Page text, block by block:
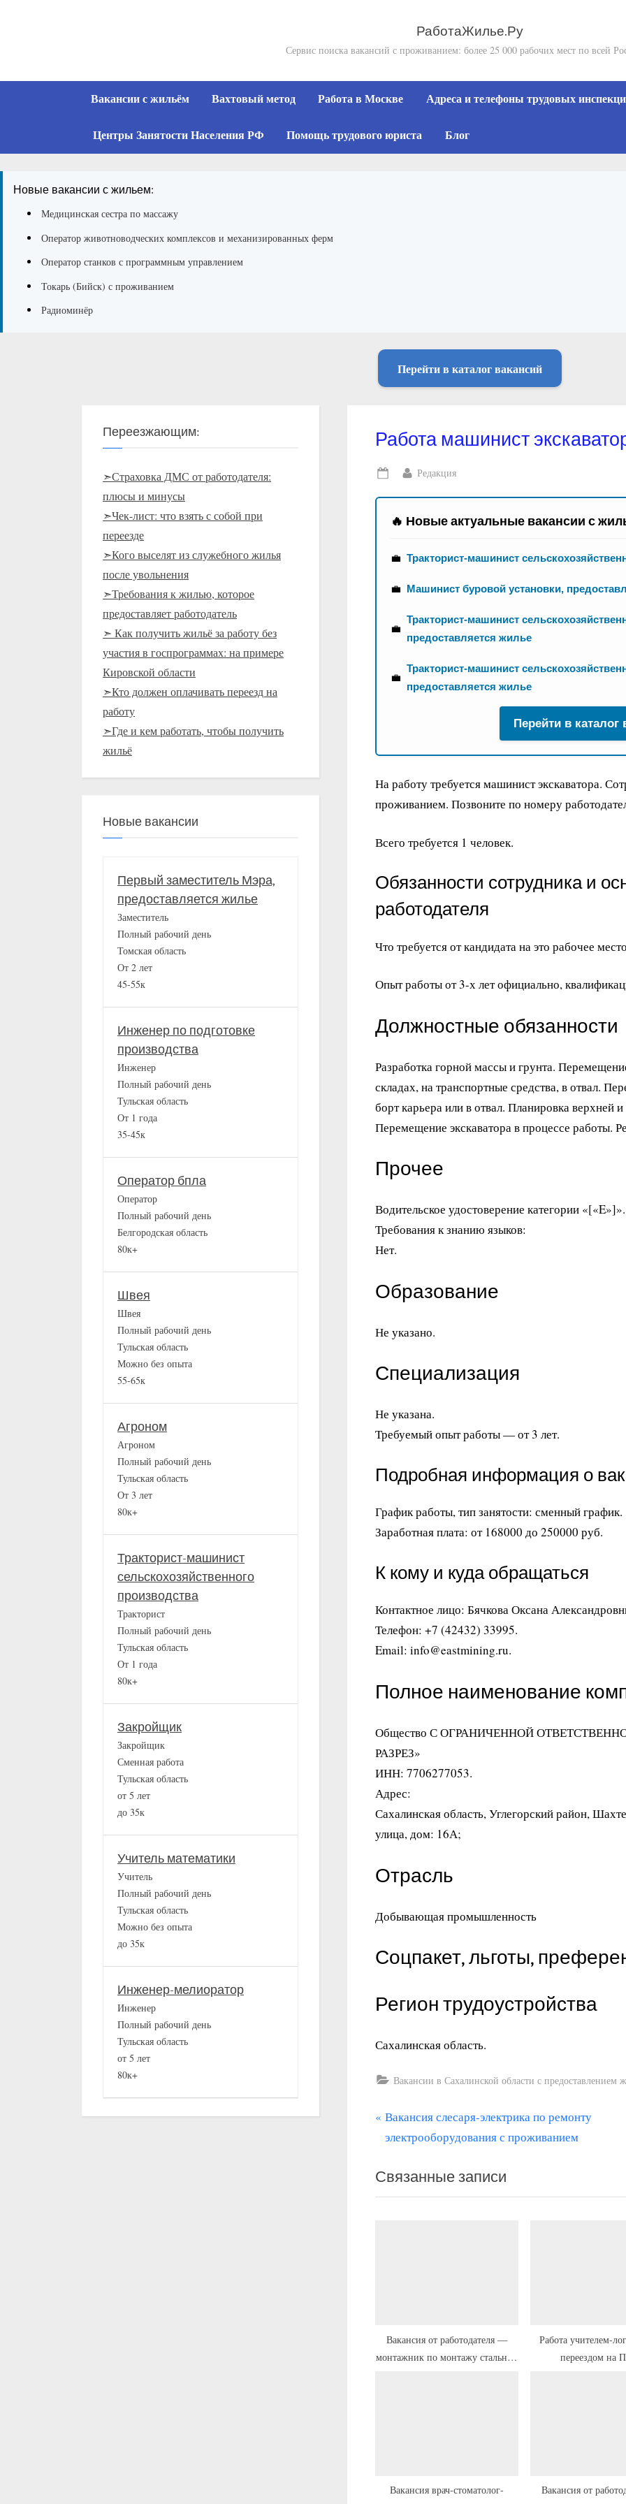
РаботаЖилье.Ру
Сервис поиска вакансий с проживанием: более 25 000 рабочих мест по всей
Вакансии с жильём Вахтовый метод Работа в Москве Адреса и телефоны трудовых
Центры Занятости Населения РФ Помощь трудового юриста Блог
Новые вакансии с жильем:
Медицинская сестра по массажу
Оператор животноводческих комплексов и механизированных ферм
Оператор станков с программным управлением
Токарь (Бийск) с проживанием
Радиоминёр
Перейти в каталог вакансий
Работа машинист
Posted
on
By
Редакция
🔥 Новые актуальные вакансии с
💼 Тракторист-машинист
💼 Машинист буровой установки,
💼
Тракторист-машинист
предоставляется жилье
💼
Тракторист-машинист
предоставляется жилье
Перейти в каталог
На работу требуется машинист экскаватора.
проживанием. Позвоните по номеру
Всего требуется 1 человек.
Обязанности сотрудника и
работодателя
Что требуется от кандидата на это рабочее
Опыт работы от 3-х лет официально,
Должностные обязанности
Разработка горной массы и грунта.
складах, на транспортные средства, в отвал.
борт карьера или в отвал. Планировка верхней
Перемещение экскаватора в процессе работы.
Прочее
Водительское удостоверение категории «[«E»]».
Требования к знанию языков:
Нет.
Образование
Не указано.
Специализация
Не указана.
Требуемый опыт работы — от 3 лет.
Подробная информация о
График работы, тип занятости: сменный график.
Заработная плата: от 168000 до 250000 руб.
К кому и куда обращаться
Контактное лицо: Бячкова Оксана
Телефон: +7 (42432) 33995.
Email: info@eastmining.ru.
Полное наименование
Общество С ОГРАНИЧЕННОЙ
РАЗРЕЗ»
ИНН: 7706277053.
Адрес:
Сахалинская область, Углегорский район,
улица, дом: 16А;
Отрасль
Добывающая промышленность
Соцпакет, льготы,
Регион трудоустройства
Сахалинская область.
Вакансии в Сахалинской области с предоставлением
Навигация
по
записям
П
р
д
ы
а
п
Вакансия слесаря-электрика по ремонту
электрооборудования с проживанием
Связанные записи
Вакансия от работодателя —
монтажник по монтажу стальных
Работа учителем-
переездом
Вакансия врач-стоматолог-
Вакансия от
Переезжающим:
➣Страховка ДМС от работодателя:
плюсы и минусы
➣Чек-лист: что взять с собой при
переезде
➣Кого выселят из служебного жилья
после увольнения
➣Требования к жилью, которое
предоставляет работодатель
➣ Как получить жильё за работу без
участия в госпрограммах: на примере
Кировской области
➣Кто должен оплачивать переезд на
работу
➣Где и кем работать, чтобы получить
жильё
Новые вакансии
Первый заместитель Мэра,
предоставляется жилье
Заместитель
Полный рабочий день
Томская область
От 2 лет
45-55к
Инженер по подготовке
производства
Инженер
Полный рабочий день
Тульская область
От 1 года
35-45к
Оператор бпла
Оператор
Полный рабочий день
Белгородская область
80к+
Швея
Швея
Полный рабочий день
Тульская область
Можно без опыта
55-65к
Агроном
Агроном
Полный рабочий день
Тульская область
От 3 лет
80к+
Тракторист-машинист
сельскохозяйственного
производства
Тракторист
Полный рабочий день
Тульская область
От 1 года
80к+
Закройщик
Закройщик
Сменная работа
Тульская область
от 5 лет
до 35к
Учитель математики
Учитель
Полный рабочий день
Тульская область
Можно без опыта
до 35к
Инженер-мелиоратор
Инженер
Полный рабочий день
Тульская область
от 5 лет
80к+